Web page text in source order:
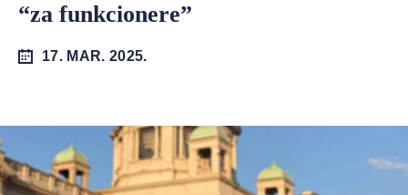
“za funkcionere”
17. MAR. 2025.